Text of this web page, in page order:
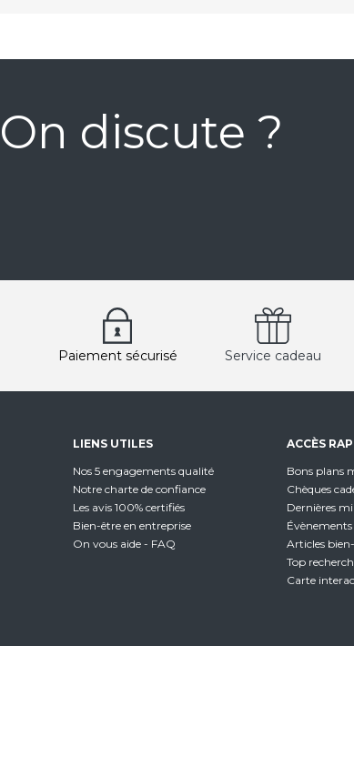
On discute ?
Paiement sécurisé Service cadeau
LIENS UTILES
Nos 5 engagements qualité
Notre charte de confiance
Les avis 100% certifiés
Bien-être en entreprise
On vous aide - FAQ
ACCÈS
Bons plans
Chèques
Dernières
Articles
Top
Carte